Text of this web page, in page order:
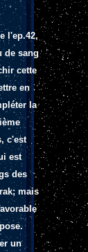
l'ep.42,
de sang
cette
en
la
c'est
est
des
mais
un